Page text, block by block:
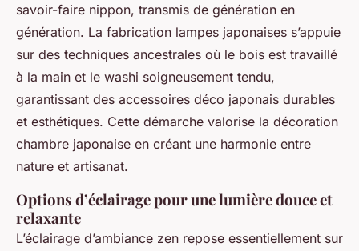
savoir-faire nippon, transmis de génération en
génération. La fabrication lampes japonaises s’appuie
sur des techniques ancestrales où le bois est travaillé
à la main et le washi soigneusement tendu,
garantissant des accessoires déco japonais durables
et esthétiques. Cette démarche valorise la décoration
chambre japonaise en créant une harmonie entre
nature et artisanat.
Options d’éclairage pour une lumière douce et
relaxante
L’éclairage d’ambiance zen repose essentiellement sur